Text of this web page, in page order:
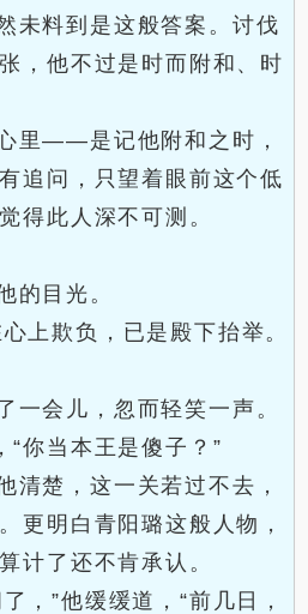
未料到是这般答案。讨伐
，他不过是时而附和、时
里——是记他附和之时，
追问，只望着眼前这个低
得此人深不可测。
的目光。
上欺负，已是殿下抬举。
一会儿，忽而轻笑一声。
“你当本王是傻子？”
清楚，这一关若过不去，
更明白青阳璐这般人物，
计了还不肯承认。
，”他缓缓道，“前几日，